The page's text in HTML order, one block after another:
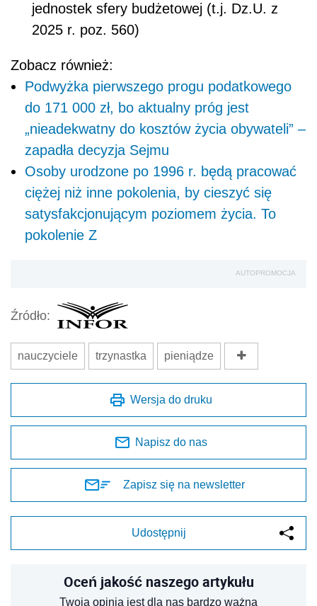
jednostek sfery budżetowej (t.j. Dz.U. z
2025 r. poz. 560)
Zobacz również:
Podwyżka pierwszego progu podatkowego
do 171 000 zł, bo aktualny próg jest
„nieadekwatny do kosztów życia obywateli” –
zapadła decyzja Sejmu
Osoby urodzone po 1996 r. będą pracować
ciężej niż inne pokolenia, by cieszyć się
satysfakcjonującym poziomem życia. To
pokolenie Z
AUTOPROMOCJA
Źródło:
nauczyciele trzynastka pieniądze
Wersja do druku
Napisz do nas
Zapisz się na newsletter
Udostępnij
Oceń jakość naszego artykułu
Twoja opinia jest dla nas bardzo ważna